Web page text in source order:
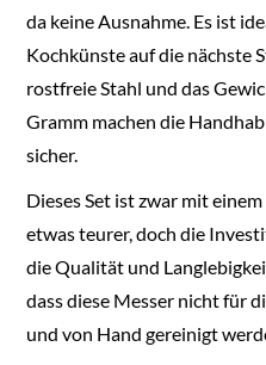
da keine Ausnahme. Es ist
Kochkünste auf die nächste
rostfreie Stahl und das
Gramm machen die
sicher.
Dieses Set ist zwar mit
etwas teurer, doch die
die Qualität und
dass diese Messer nicht für
und von Hand gereinigt